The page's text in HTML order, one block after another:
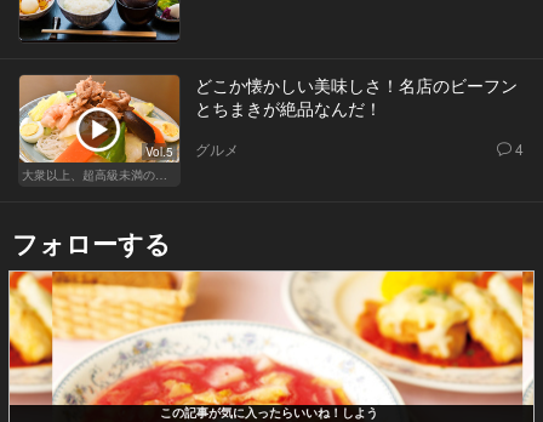
Vol.5
大衆以上、超高級未満の絶品中華
どこか懐かしい美味しさ！名店のビーフン
とちまきが絶品なんだ！
グルメ 4
フォローする
この記事が気に入ったらいいね！しよう